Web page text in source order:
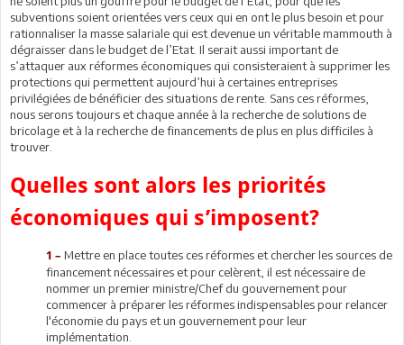
subventions soient orientées vers ceux qui en ont le plus besoin et pour
rationnaliser la masse salariale qui est devenue un véritable mammouth à
dégraisser dans le budget de l’Etat. Il serait aussi important de
s’attaquer aux réformes économiques qui consisteraient à supprimer les
protections qui permettent aujourd’hui à certaines entreprises
privilégiées de bénéficier des situations de rente. Sans ces réformes,
nous serons toujours et chaque année à la recherche de solutions de
bricolage et à la recherche de financements de plus en plus difficiles à
trouver.
Quelles sont alors les priorités
économiques qui s’imposent?
1 – Mettre en place toutes ces réformes et chercher les sources de
financement nécessaires et pour celèrent, il est nécessaire de
nommer un premier ministre/Chef du gouvernement pour
commencer à préparer les réformes indispensables pour relancer
l'économie du pays et un gouvernement pour leur
implémentation.